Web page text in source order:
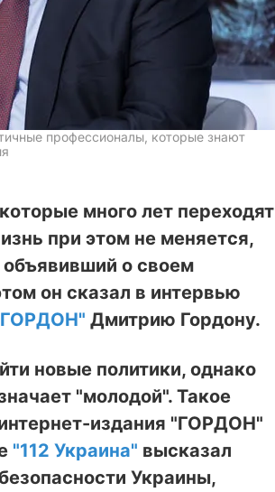
профессионалы, которые знают
много лет переходят
при этом не меняется,
о своем
он сказал в интервью
Дмитрию Гордону.
новые политики, однако
"молодой". Такое
издания "ГОРДОН"
"112 Украина" высказал
Украины,